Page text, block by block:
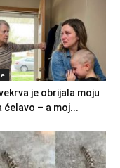
je obrijala moju
ćelavo – a moj...